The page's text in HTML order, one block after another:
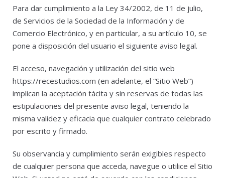
Para dar cumplimiento a la Ley 34/2002, de 11 de julio,
de Servicios de la Sociedad de la Información y de
Comercio Electrónico, y en particular, a su artículo 10, se
pone a disposición del usuario el siguiente aviso legal.
El acceso, navegación y utilización del sitio web
https://recestudios.com (en adelante, el “Sitio Web”)
implican la aceptación tácita y sin reservas de todas las
estipulaciones del presente aviso legal, teniendo la
misma validez y eficacia que cualquier contrato celebrado
por escrito y firmado.
Su observancia y cumplimiento serán exigibles respecto
de cualquier persona que acceda, navegue o utilice el Sitio